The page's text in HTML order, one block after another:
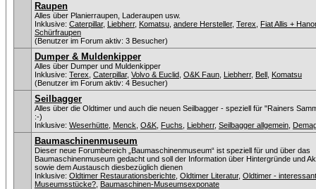
Raupen
Alles über Planierraupen, Laderaupen usw.
Inklusive: Caterpillar, Liebherr, Komatsu andere Hersteller, Terex
Fiat Allis +
Schürfraupen
(Benutzer im Forum aktiv: 3 Besucher)
Dumper & Muldenkipper
Alles über Dumper und Muldenkipper
Inklusive: Terex Caterpillar, Volvo & Euclid O&K Faun Liebherr, Bell Komatsu
(Benutzer im Forum aktiv: 4 Besucher)
Seilbagger
Alles über die Oldtimer und auch die neuen Seilbagger - speziell für "Rainers
:-)
Inklusive: Weserhütte Menck O&K Fuchs Liebherr, Seilbagger allgemein
Baumaschinenmuseum
Dieser neue Forumbereich „Baumaschinenmuseum“ ist speziell für und über das
Baumaschinenmuseum gedacht und soll der Information über Hintergründe und
sowie dem Austausch diesbezüglich dienen
Inklusive: Oldtimer Restaurationsberichte Oldtimer Literatur, Oldtimer -
Museumsstücke? Baumaschinen-Museumsexponate